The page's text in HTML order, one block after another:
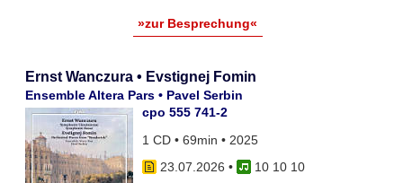
»zur Besprechung«
Ernst Wanczura • Evstignej Fomin
Ensemble Altera Pars • Pavel Serbin
cpo 555 741-2
1 CD • 69min • 2025
23.07.2026 •
10 10 10